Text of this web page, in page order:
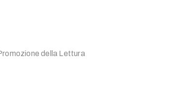
della Lettura